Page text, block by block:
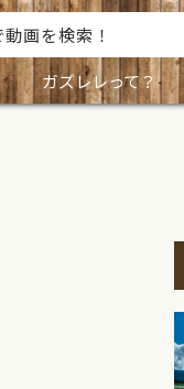
ガズレレって？